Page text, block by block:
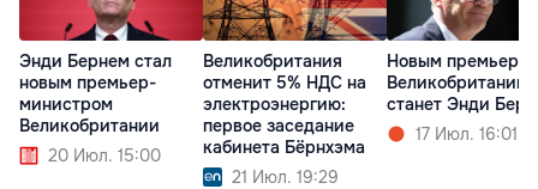
Энди Бернем стал
новым премьер-
министром
Великобритании
20 Июл. 15:00
Великобритания
отменит 5% НДС на
электроэнергию:
первое заседание
кабинета Бёрнхэма
21 Июл. 19:29
Новым
Великобритании
станет Энди
17 Июл. 16:01